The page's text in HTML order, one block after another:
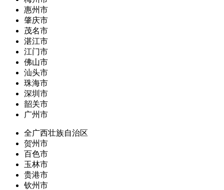
惠州市
肇庆市
茂名市
湛江市
江门市
佛山市
汕头市
珠海市
深圳市
韶关市
广州市
全广西壮族自治区
贺州市
百色市
玉林市
贵港市
钦州市